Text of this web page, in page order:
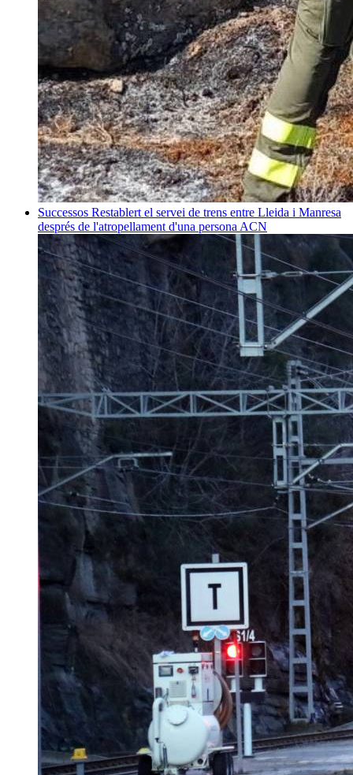
Successos Restablert el servei de trens entre Lleida i Manresa
després de l'atropellament d'una persona ACN